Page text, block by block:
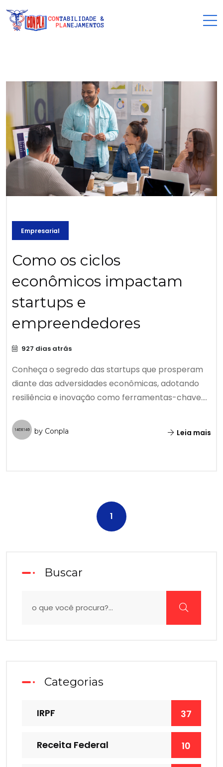
Empresarial
Como os ciclos
econômicos impactam
startups e
empreendedores
927 dias atrás
Conheça o segredo das startups que prosperam
diante das adversidades econômicas, adotando
resiliência e inovação como ferramentas-chave....
by Conpla Leia mais
1
Buscar
Categorias
IRPF 37
Receita Federal 10